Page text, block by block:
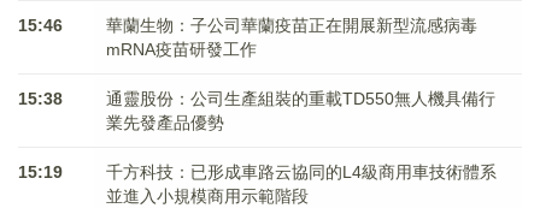
15:46
華蘭生物：子公司華蘭疫苗正在開展新型流感病毒
mRNA疫苗研發工作
15:38
通靈股份：公司生產組裝的重載TD550無人機具備行
業先發產品優勢
15:19
千方科技：已形成車路云協同的L4級商用車技術體系
並進入小規模商用示範階段